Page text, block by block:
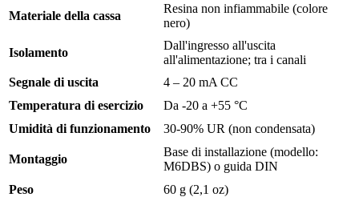
Materiale della cassa
Resina non infiammabile (colore
nero)
Isolamento
Dall'ingresso all'uscita
all'alimentazione; tra i canali
Segnale di uscita
4 – 20 mA CC
Temperatura di esercizio
Da -20 a +55 °C
Umidità di funzionamento
30-90% UR (non condensata)
Montaggio
Base di installazione (modello:
M6DBS) o guida DIN
Peso
60 g (2,1 oz)